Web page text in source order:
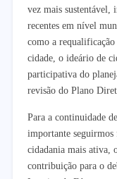
vez mais
recentes em nível
como a requalificação
cidade, o ideário de
participativa do
revisão do Plano
Para a continuidade
importante seguirmos
cidadania mais ativa,
contribuição para o